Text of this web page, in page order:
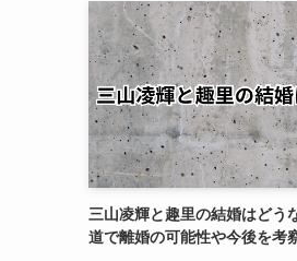
三山凌輝と趣里の結婚はどう
道で離婚の可能性や今後を考